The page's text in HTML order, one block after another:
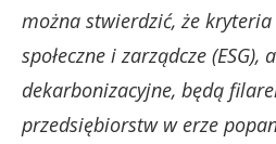
można stwierdzić, że
społeczne i zarządcze (ESG),
dekarbonizacyjne, będą
przedsiębiorstw w erze